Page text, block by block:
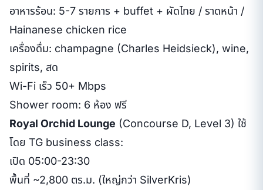
อาหารร้อน: 5-7 รายการ + buffet + ผัดไทย / ราดหน้า /
Hainanese chicken rice
เครื่องดื่ม: champagne (Charles Heidsieck), wine,
spirits, สด
Wi-Fi เร็ว 50+ Mbps
Shower room: 6 ห้อง ฟรี
Royal Orchid Lounge (Concourse D, Level 3) ใช้
โดย TG business class:
เปิด 05:00-23:30
พื้นที่ ~2,800 ตร.ม. (ใหญ่กว่า SilverKris)